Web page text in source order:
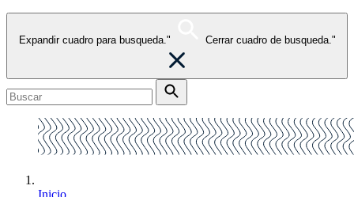
Expandir cuadro para busqueda." Cerrar cuadro de busqueda."
Inicio